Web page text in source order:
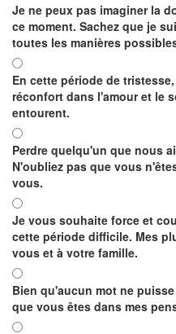
Je ne peux pas imaginer la
ce moment. Sachez que je
toutes les manières
En cette période de
réconfort dans l'amour et le
entourent.
Perdre quelqu'un que nous
N'oubliez pas que vous
vous.
Je vous souhaite force et
cette période difficile. Mes
vous et à votre famille.
Bien qu'aucun mot ne
que vous êtes dans mes